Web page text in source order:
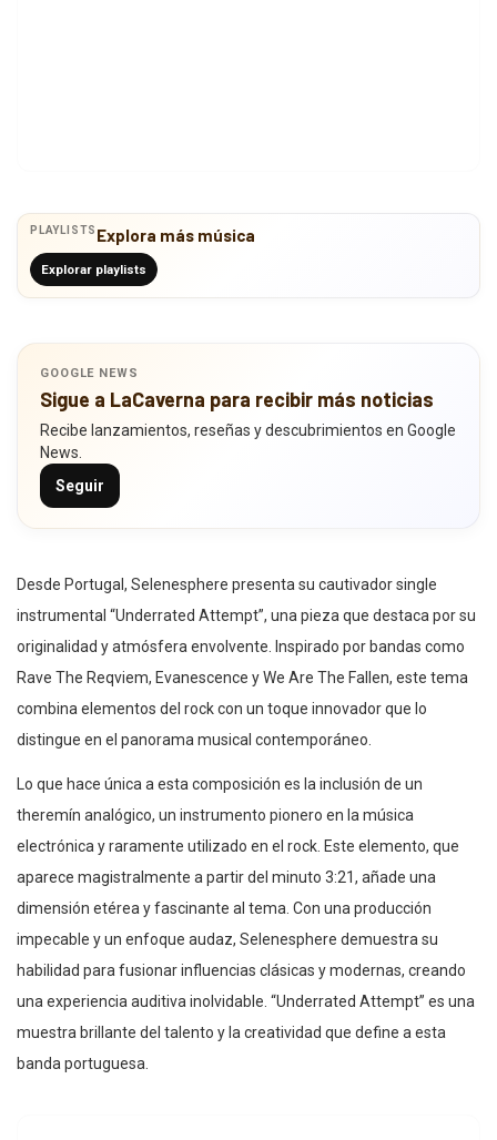
PLAYLISTS Explora más música
Explorar playlists
GOOGLE NEWS
Sigue a LaCaverna para recibir más noticias
Recibe lanzamientos, reseñas y descubrimientos en Google
News.
Seguir
Desde Portugal, Selenesphere presenta su cautivador single
instrumental “Underrated Attempt”, una pieza que destaca por su
originalidad y atmósfera envolvente. Inspirado por bandas como
Rave The Reqviem, Evanescence y We Are The Fallen, este tema
combina elementos del rock con un toque innovador que lo
distingue en el panorama musical contemporáneo.
Lo que hace única a esta composición es la inclusión de un
theremín analógico, un instrumento pionero en la música
electrónica y raramente utilizado en el rock. Este elemento, que
aparece magistralmente a partir del minuto 3:21, añade una
dimensión etérea y fascinante al tema. Con una producción
impecable y un enfoque audaz, Selenesphere demuestra su
habilidad para fusionar influencias clásicas y modernas, creando
una experiencia auditiva inolvidable. “Underrated Attempt” es una
muestra brillante del talento y la creatividad que define a esta
banda portuguesa.